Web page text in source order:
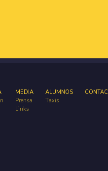
MEDIA
Prensa
Links
ALUMNOS
Taxis